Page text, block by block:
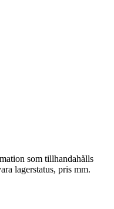
som tillhandahålls
lagerstatus, pris mm.